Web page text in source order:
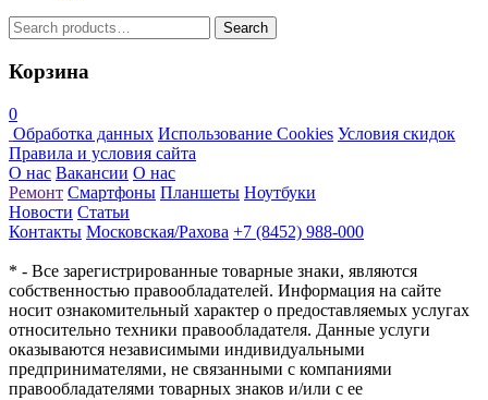
Search
for:
Search
Корзина
0
Обработка данных Использование Cookies Условия скидок
Правила и условия сайта
О нас Вакансии О нас
Ремонт Смартфоны Планшеты Ноутбуки
Новости Статьи
Контакты Московская/Рахова +7 (8452) 988-000
* - Все зарегистрированные товарные знаки, являются
собственностью правообладателей. Информация на сайте
носит ознакомительный характер о предоставляемых услугах
относительно техники правообладателя. Данные услуги
оказываются независимыми индивидуальными
предпринимателями, не связанными с компаниями
правообладателями товарных знаков и/или с ее